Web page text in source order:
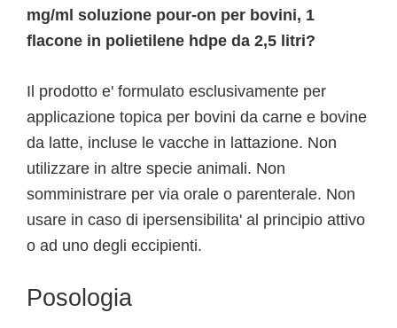
mg/ml soluzione pour-on per bovini, 1
flacone in polietilene hdpe da 2,5 litri?
Il prodotto e' formulato esclusivamente per
applicazione topica per bovini da carne e bovine
da latte, incluse le vacche in lattazione. Non
utilizzare in altre specie animali. Non
somministrare per via orale o parenterale. Non
usare in caso di ipersensibilita' al principio attivo
o ad uno degli eccipienti.
Posologia